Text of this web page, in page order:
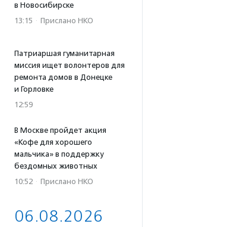
в Новосибирске
13:15 · Прислано НКО
Патриаршая гуманитарная
миссия ищет волонтеров для
ремонта домов в Донецке
и Горловке
12:59
В Москве пройдет акция
«Кофе для хорошего
мальчика» в поддержку
бездомных животных
10:52 · Прислано НКО
06.08.2026